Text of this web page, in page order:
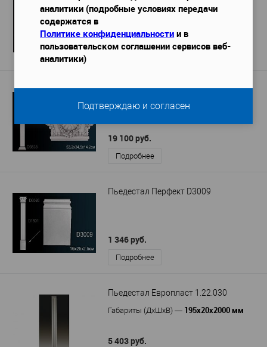
Габариты (ДхШхВ)—96x17x2000 мм
4 273 руб.
Пьедестал Перфект D3551
19 100 руб.
Подробнее
Пьедестал Перфект D3009
1 346 руб.
Подробнее
Пьедестал Европласт 1.22.030
Габариты (ДхШхВ) — 195x20x2000 мм
5 403 руб.
аналитики (подробные условиях передачи
содержатся в
Политике конфиденциальности и в
пользовательском соглашении сервисов веб-
аналитики)
Подтверждаю и согласен